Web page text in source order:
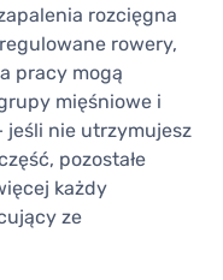
rozcięgna
rowery,
pracy mogą
mięśniowe i
jeśli nie utrzymujesz
pozostałe
każdy
ze